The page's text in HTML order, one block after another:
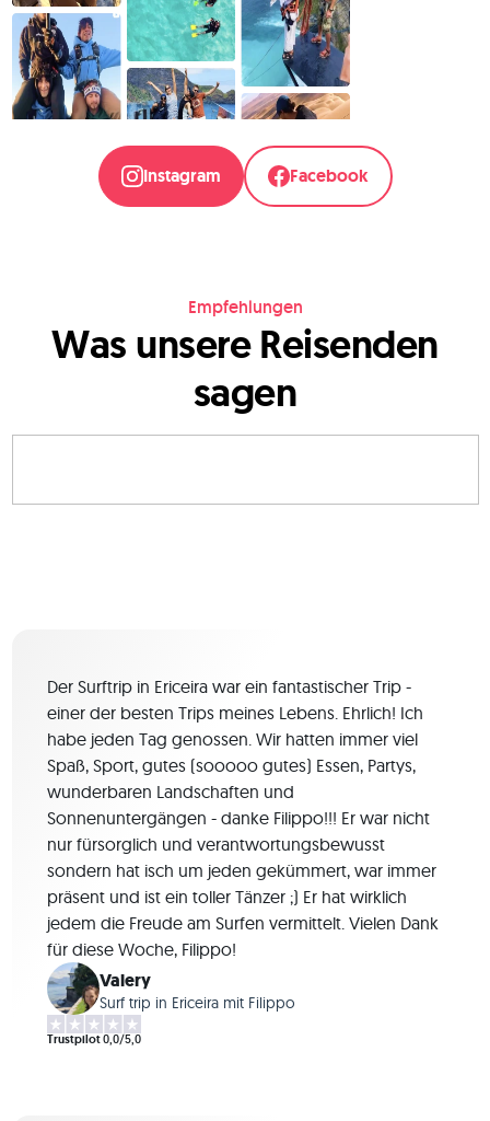
Instagram Facebook
Empfehlungen
Was unsere Reisenden
sagen
Der Surftrip in Ericeira war ein fantastischer Trip -
einer der besten Trips meines Lebens. Ehrlich! Ich
habe jeden Tag genossen. Wir hatten immer viel
Spaß, Sport, gutes (sooooo gutes) Essen, Partys,
wunderbaren Landschaften und
Sonnenuntergängen - danke Filippo!!! Er war nicht
nur fürsorglich und verantwortungsbewusst
sondern hat isch um jeden gekümmert, war immer
präsent und ist ein toller Tänzer ;) Er hat wirklich
jedem die Freude am Surfen vermittelt. Vielen Dank
für diese Woche, Filippo!
Valery
Surf trip in Ericeira mit Filippo
Trustpilot0,0/5,0